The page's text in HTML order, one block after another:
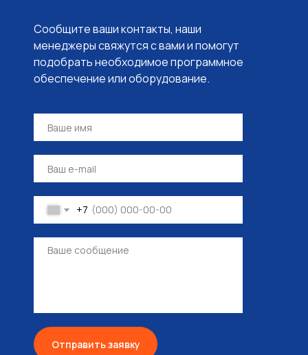
Сообщите ваши контакты, наши
менеджеры свяжутся с вами и помогут
подобрать необходимое программное
обеспечение или оборудование.
+7
Отправить заявку